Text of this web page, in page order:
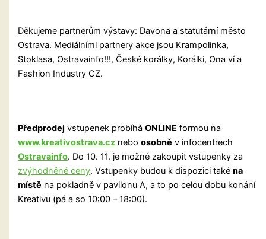
Děkujeme partnerům výstavy: Davona a statutární město
Ostrava. Mediálními partnery akce jsou Krampolinka,
Stoklasa, Ostravainfo!!!, České korálky, Korálki, Ona ví a
Fashion Industry CZ.
Předprodej vstupenek probíháONLINE formou na
www.kreativostrava.cz neboosobně v infocentrech
Ostravainfo. Do 10. 11. je možné zakoupit vstupenky za
zvýhodněné ceny. Vstupenky budou k dispozici takéna
místě na pokladně v pavilonu A, a to po celou dobu konání
Kreativu (pá a so 10:00 – 18:00).